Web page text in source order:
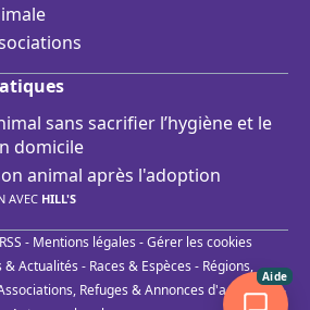
sans sacrifier l’hygiène et le
domicile
animal après l'adoption
AVEC HILL'S
- Mentions légales -Gérer les cookies
& Actualités - Races & Espèces - Régions,
Refuges & Annonces d'adoptions-
Aide